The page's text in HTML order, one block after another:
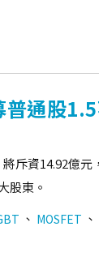
普通股
斥資14.92億
股東。
、 MOSFET 、